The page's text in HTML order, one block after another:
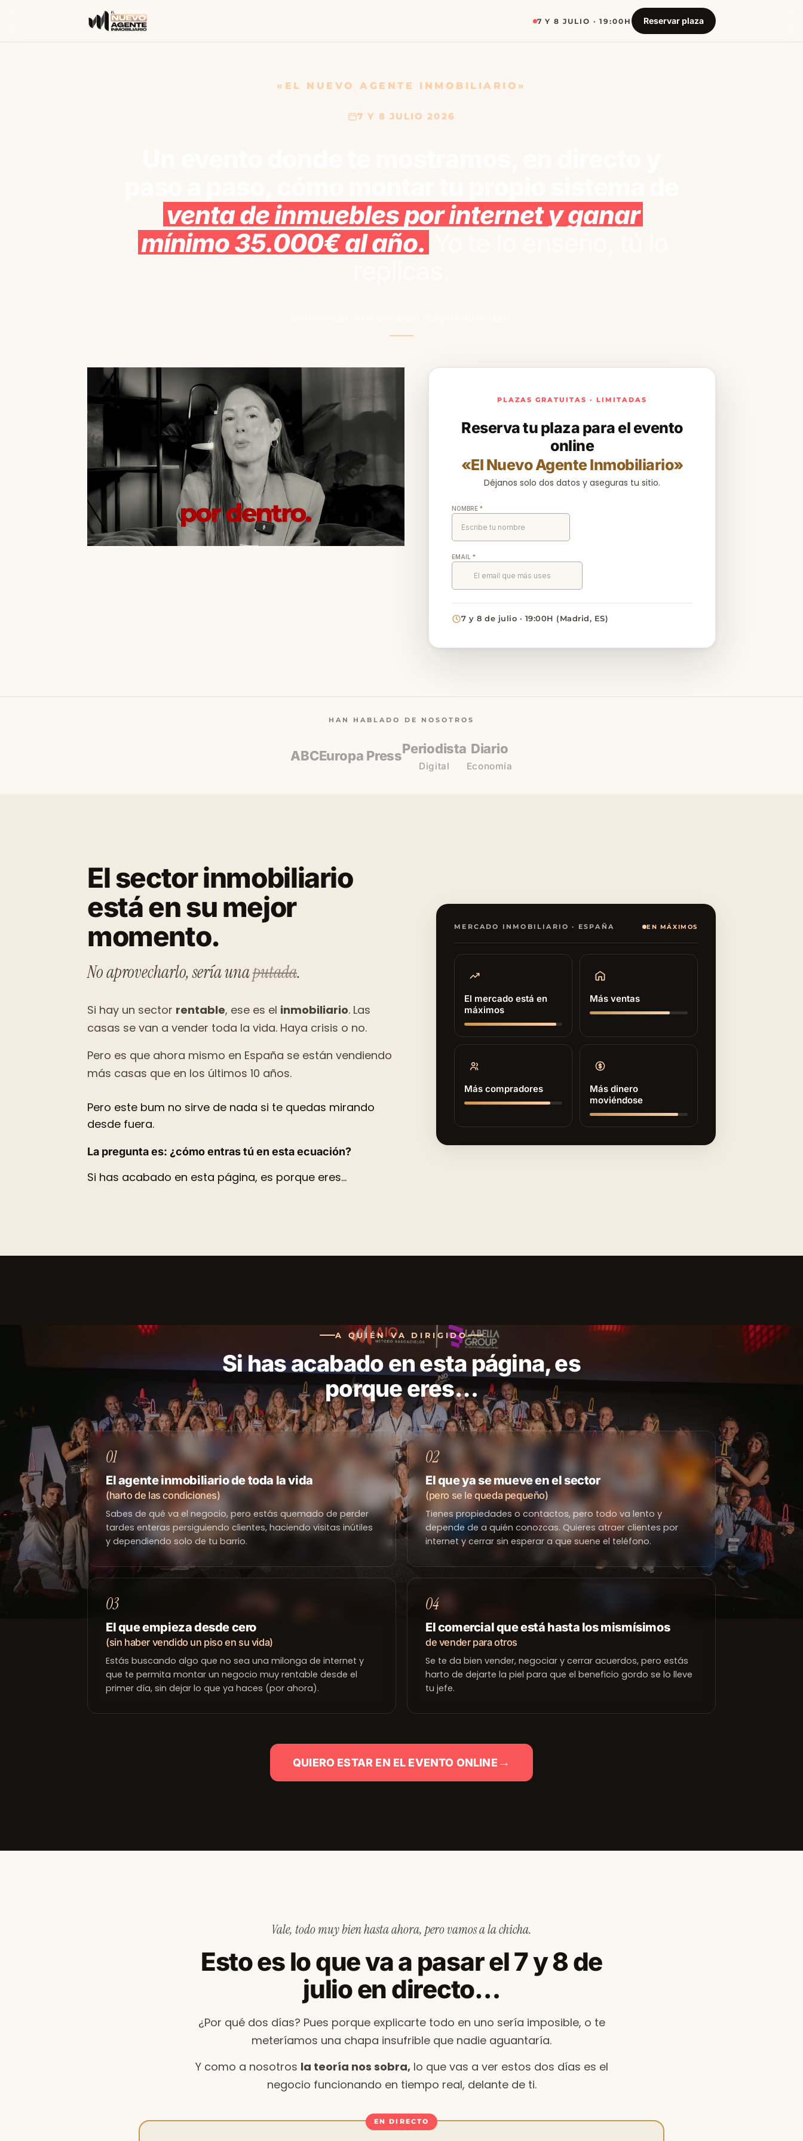
7 Y 8 JULIO · 19:00H Reservar plaza
«EL NUEVO AGENTE INMOBILIARIO»
7 Y 8 JULIO 2026
venta de inmuebles por internet y ganar
mínimo 35.000€ al año.
PLAZAS GRATUITAS · LIMITADAS
Reserva tu plaza para el evento
online
«El Nuevo Agente Inmobiliario»
Déjanos solo dos datos y aseguras tu sitio.
7 y 8 de julio · 19:00H (Madrid, ES)
HAN HABLADO DE NOSOTROS
ABCEuropa PressPeriodista
Digital
Diario
Economía
El sector inmobiliario
está en su mejor
momento.
No aprovecharlo, sería unaputada.
Si hay un sector rentable, ese es el inmobiliario. Las
casas se van a vender toda la vida. Haya crisis o no.
Pero es que ahora mismo en España se están vendiendo
más casas que en los últimos 10 años.
Pero este bum no sirve de nada si te quedas mirando
desde fuera.
La pregunta es: ¿cómo entras tú en esta ecuación?
Si has acabado en esta página, es porque eres…
MERCADO INMOBILIARIO · ESPAÑA EN MÁXIMOS
El mercado está en
máximos
Más ventas
Más compradores
Más dinero
moviéndose
A QUIÉN VA DIRIGIDO
Si has acabado en esta página, es
porque eres…
01
El agente inmobiliario de toda la vida
(harto de las condiciones)
Sabes de qué va el negocio, pero estás quemado de perder
tardes enteras persiguiendo clientes, haciendo visitas inútiles
y dependiendo solo de tu barrio.
02
El que ya se mueve en el sector
(pero se le queda pequeño)
Tienes propiedades o contactos, pero todo va lento y
depende de a quién conozcas. Quieres atraer clientes por
internet y cerrar sin esperar a que suene el teléfono.
03
El que empieza desde cero
(sin haber vendido un piso en su vida)
Estás buscando algo que no sea una milonga de internet y
que te permita montar un negocio muy rentable desde el
primer día, sin dejar lo que ya haces (por ahora).
04
El comercial que está hasta los mismísimos
de vender para otros
Se te da bien vender, negociar y cerrar acuerdos, pero estás
harto de dejarte la piel para que el beneficio gordo se lo lleve
tu jefe.
QUIERO ESTAR EN EL EVENTO ONLINE →
Vale, todo muy bien hasta ahora, pero vamos a la chicha.
Esto es lo que va a pasar el 7 y 8 de
julio en directo…
¿Por qué dos días? Pues porque explicarte todo en uno sería imposible, o te
meteríamos una chapa insufrible que nadie aguantaría.
Y como a nosotros la teoría nos sobra,lo que vas a ver estos dos días es el
negocio funcionando en tiempo real, delante de ti.